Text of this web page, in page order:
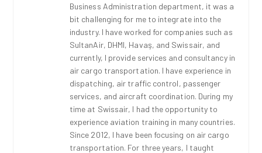
Business Administration department, it was a
bit challenging for me to integrate into the
industry. I have worked for companies such as
SultanAir, DHMI, Havaş, and Swissair, and
currently, I provide services and consultancy in
air cargo transportation. I have experience in
dispatching, air traffic control, passenger
services, and aircraft coordination. During my
time at Swissair, I had the opportunity to
experience aviation training in many countries.
Since 2012, I have been focusing on air cargo
transportation. For three years, I taught